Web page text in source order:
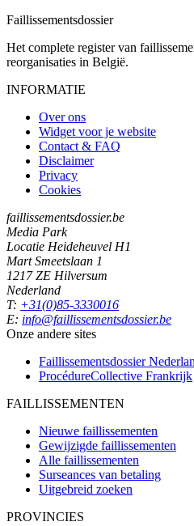
Faillissementsdossier
Het complete register van
reorganisaties in België.
INFORMATIE
Over ons
Widget voor je website
Contact & FAQ
Disclaimer
Privacy
Cookies
faillissementsdossier.be
Media Park
Locatie Heideheuvel H1
Mart Smeetslaan 1
1217 ZE Hilversum
Nederland
T: +31(0)85-3330016
E: info@faillissementsdossier.be
Onze andere sites
Faillissementsdossier
ProcédureCollective Frankrijk
FAILLISSEMENTEN
Nieuwe faillissementen
Gewijzigde faillissementen
Alle faillissementen
Surseances van betaling
Uitgebreid zoeken
PROVINCIES